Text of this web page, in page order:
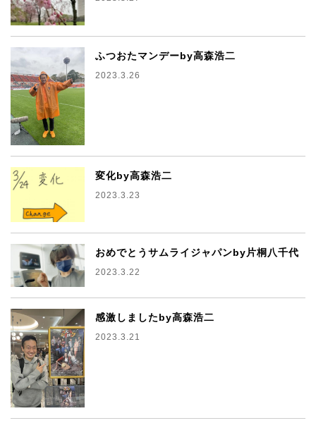
ふつおたマンデーby高森浩二
2023.3.26
変化by高森浩二
2023.3.23
おめでとうサムライジャパンby片桐八千代
2023.3.22
感激しましたby高森浩二
2023.3.21